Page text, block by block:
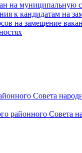
на муниципальную
к кандидатам на
на замещение
Совета
районного Совета